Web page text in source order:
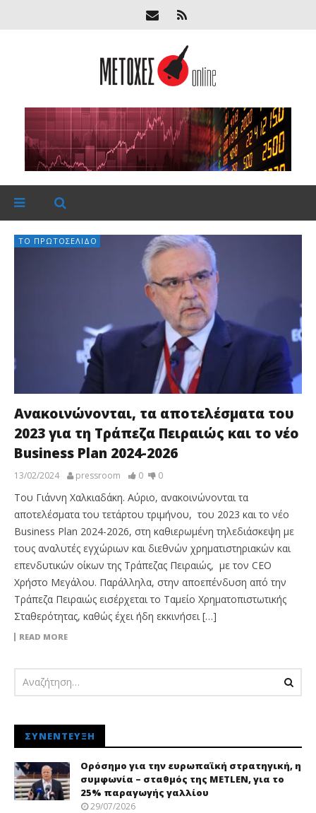
ΤΟ ΠΡΩΤΟΣΈΛΙΔΟ
Ανακοινώνονται, τα αποτελέσματα του
2023 για τη Τράπεζα Πειραιώς και το νέο
Business Plan 2024-2026
13/02/2024 pressroom 0 0
Του Γιάννη Χαλκιαδάκη. Αύριο, ανακοινώνονται τα
αποτελέσματα του τετάρτου τριμήνου, του 2023 και το νέο
Business Plan 2024-2026, στη καθιερωμένη τηλεδιάσκεψη με
τους αναλυτές εγχώριων και διεθνών χρηματιστηριακών και
επενδυτικών οίκων της Τράπεζας Πειραιώς, με τον CEO
Χρήστο Μεγάλου. Παράλληλα, στην αποεπένδυση από την
Τράπεζα Πειραιώς εισέρχεται το Ταμείο Χρηματοπιστωτικής
Σταθερότητας, καθώς έχει ήδη εκκινήσει […]
READ MORE
ΣΥΝΈΝΤΕΥΞΗ
Ορόσημο για την ευρωπαϊκή στρατηγική, η
συμφωνία – σταθμός της METLEN, για το
25% παραγωγής γαλλίου
29/07/2026